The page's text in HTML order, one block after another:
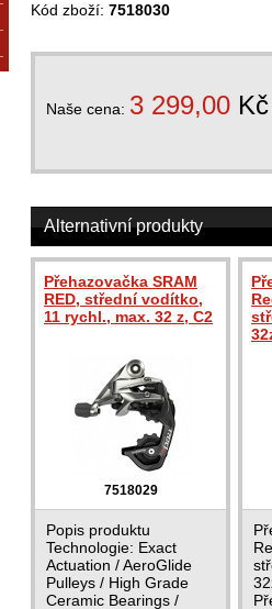
Kód zboží: 7518030
Naše cena: 3 299,00 Kč
Alternativní produkty
Přehazovačka SRAM
RED, střední vodítko,
11 rychl., max. 32 z, C2
7518029
Popis produktu
Technologie: Exact
Actuation / AeroGlide
Pulleys / High Grade
Ceramic Bearings /